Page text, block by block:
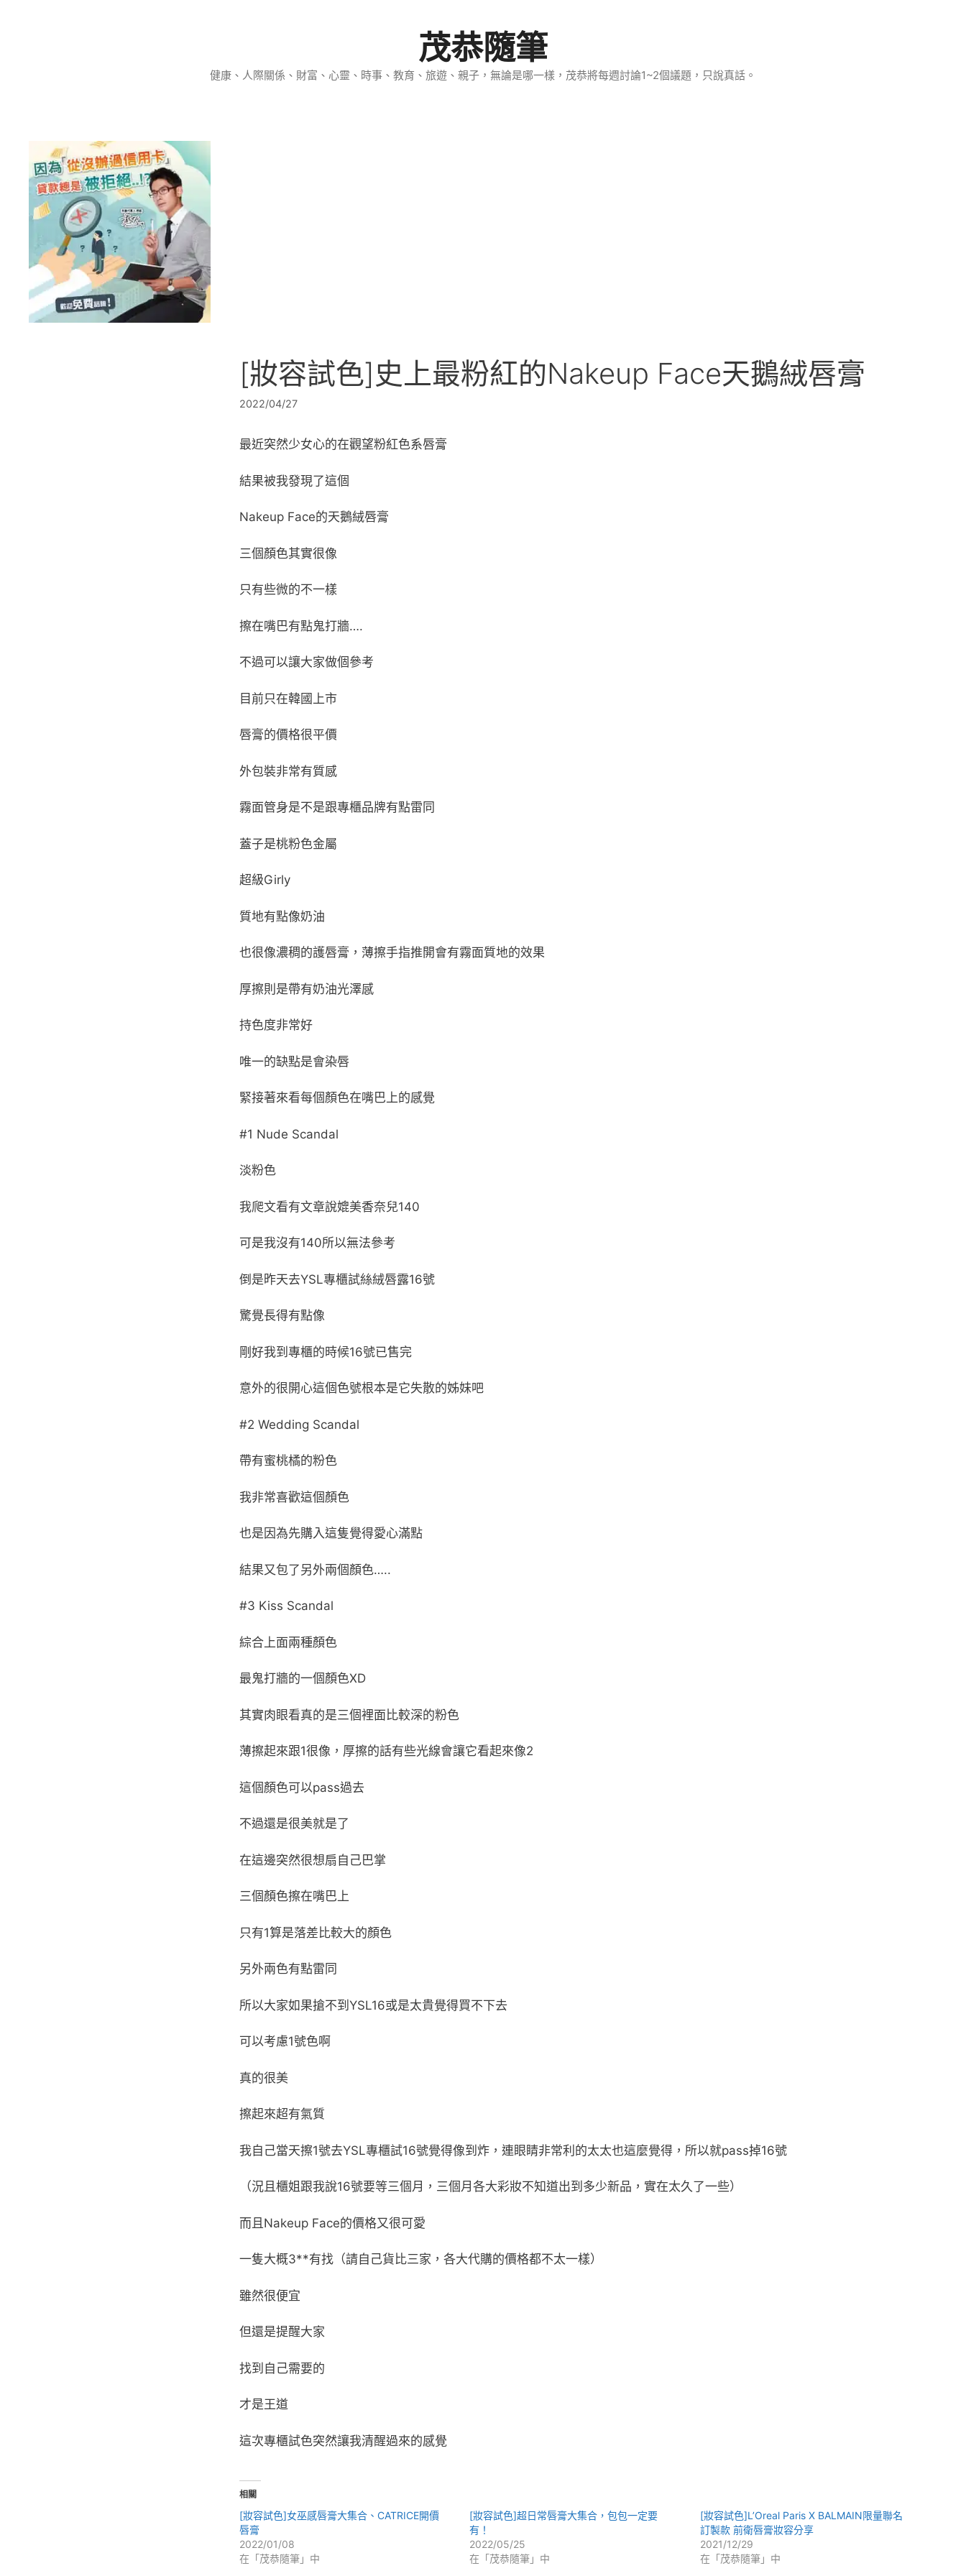
茂恭隨筆
健康、人際關係、財富、心靈、時事、教育、旅遊、親子，無論是哪一樣，茂恭將每週討論1~2個議題，只說真話。
[妝容試色]史上最粉紅的Nakeup Face天鵝絨唇膏
2022/04/27
最近突然少女心的在觀望粉紅色系唇膏
結果被我發現了這個
Nakeup Face的天鵝絨唇膏
三個顏色其實很像
只有些微的不一樣
擦在嘴巴有點鬼打牆….
不過可以讓大家做個參考
目前只在韓國上市
唇膏的價格很平價
外包裝非常有質感
霧面管身是不是跟專櫃品牌有點雷同
蓋子是桃粉色金屬
超級Girly
質地有點像奶油
也很像濃稠的護唇膏，薄擦手指推開會有霧面質地的效果
厚擦則是帶有奶油光澤感
持色度非常好
唯一的缺點是會染唇
緊接著來看每個顏色在嘴巴上的感覺
#1 Nude Scandal
淡粉色
我爬文看有文章說媲美香奈兒140
可是我沒有140所以無法參考
倒是昨天去YSL專櫃試絲絨唇露16號
驚覺長得有點像
剛好我到專櫃的時候16號已售完
意外的很開心這個色號根本是它失散的姊妹吧
#2 Wedding Scandal
帶有蜜桃橘的粉色
我非常喜歡這個顏色
也是因為先購入這隻覺得愛心滿點
結果又包了另外兩個顏色…..
#3 Kiss Scandal
綜合上面兩種顏色
最鬼打牆的一個顏色XD
其實肉眼看真的是三個裡面比較深的粉色
薄擦起來跟1很像，厚擦的話有些光線會讓它看起來像2
這個顏色可以pass過去
不過還是很美就是了
在這邊突然很想扇自己巴掌
三個顏色擦在嘴巴上
只有1算是落差比較大的顏色
另外兩色有點雷同
所以大家如果搶不到YSL16或是太貴覺得買不下去
可以考慮1號色啊
真的很美
擦起來超有氣質
我自己當天擦1號去YSL專櫃試16號覺得像到炸，連眼睛非常利的太太也這麼覺得，所以就pass掉16號
（況且櫃姐跟我說16號要等三個月，三個月各大彩妝不知道出到多少新品，實在太久了一些）
而且Nakeup Face的價格又很可愛
一隻大概3**有找（請自己貨比三家，各大代購的價格都不太一樣）
雖然很便宜
但還是提醒大家
找到自己需要的
才是王道
這次專櫃試色突然讓我清醒過來的感覺
相關
[妝容試色]女巫感唇膏大集合、CATRICE開價
唇膏
2022/01/08
在「茂恭隨筆」中
[妝容試色]超日常唇膏大集合，包包一定要
有！
2022/05/25
在「茂恭隨筆」中
[妝容試色]L’Oreal Paris X BALMAIN限量聯名
訂製款 前衛唇膏妝容分享
2021/12/29
在「茂恭隨筆」中